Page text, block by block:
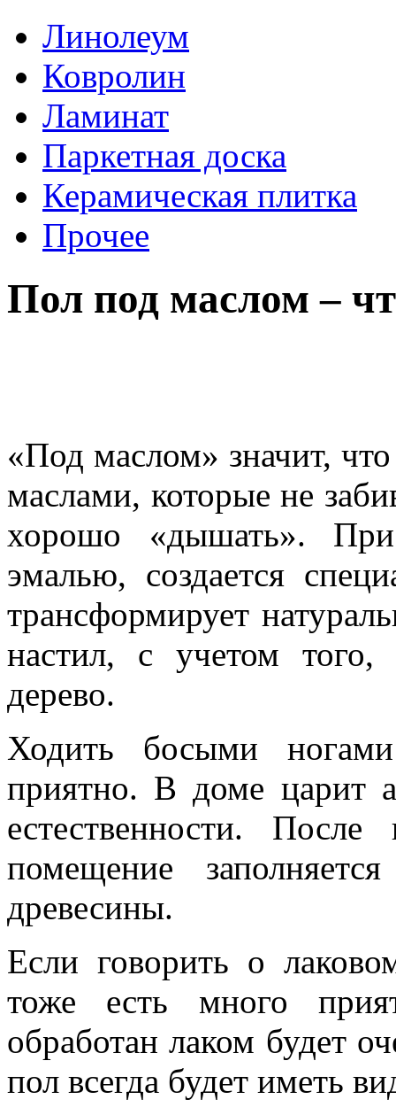
Линолеум
Ковролин
Ламинат
Паркетная доска
Керамическая плитка
Прочее
Пол под маслом –
«Под маслом» значит,
маслами, которые не
хорошо «дышать».
эмалью, создается
трансформирует
настил, с учетом того,
дерево.
Ходить босыми
приятно. В доме царит
естественности.
помещение
древесины.
Если говорить о
тоже есть много
обработан лаком будет
пол всегда будет иметь